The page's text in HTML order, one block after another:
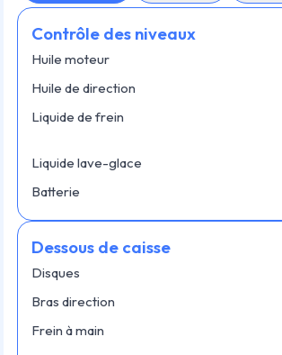
Contrôle des niveaux
Huile moteur
Huile de direction
Liquide de frein
Liquide lave-glace
Batterie
Dessous de caisse
Disques
Bras direction
Frein à main